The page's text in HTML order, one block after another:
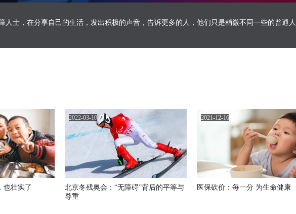
人士，在分享自己的生活，发出积极的声音，告诉更多的人，他们只是稍微不同一些的普通
也壮实了
2022-03-10
北京冬残奥会：“无障碍”背后的平等与
尊重
2021-12-16
医保砍价：每一分 为生命健康